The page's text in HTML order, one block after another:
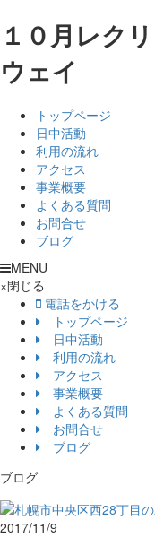
１０月レク
ウェイ
トップページ
日中活動
利用の流れ
アクセス
事業概要
よくある質問
お問合せ
ブログ
MENU
×閉じる
電話をかける
トップページ
日中活動
利用の流れ
アクセス
事業概要
よくある質問
お問合せ
ブログ
ブログ
2017/11/9